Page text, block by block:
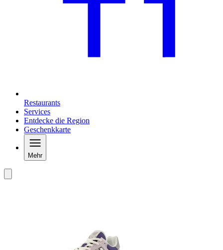
Restaurants
Services
Entdecke die Region
Geschenkkarte
Mehr